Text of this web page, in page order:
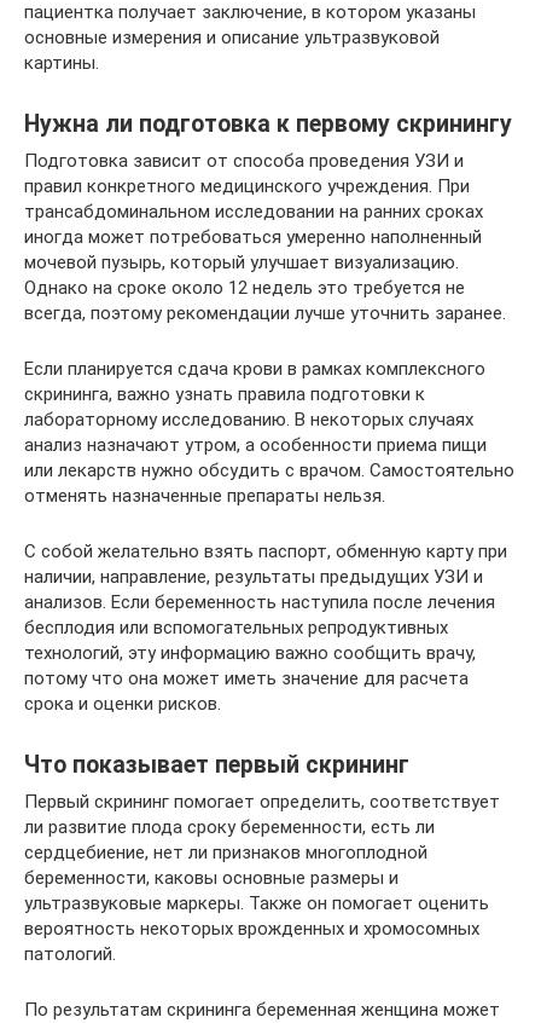
пациентка получает заключение, в котором указаны
основные измерения и описание ультразвуковой
картины.
Нужна ли подготовка к первому скринингу
Подготовка зависит от способа проведения УЗИ и
правил конкретного медицинского учреждения. При
трансабдоминальном исследовании на ранних сроках
иногда может потребоваться умеренно наполненный
мочевой пузырь, который улучшает визуализацию.
Однако на сроке около 12 недель это требуется не
всегда, поэтому рекомендации лучше уточнить заранее.
Если планируется сдача крови в рамках комплексного
скрининга, важно узнать правила подготовки к
лабораторному исследованию. В некоторых случаях
анализ назначают утром, а особенности приема пищи
или лекарств нужно обсудить с врачом. Самостоятельно
отменять назначенные препараты нельзя.
С собой желательно взять паспорт, обменную карту при
наличии, направление, результаты предыдущих УЗИ и
анализов. Если беременность наступила после лечения
бесплодия или вспомогательных репродуктивных
технологий, эту информацию важно сообщить врачу,
потому что она может иметь значение для расчета
срока и оценки рисков.
Что показывает первый скрининг
Первый скрининг помогает определить, соответствует
ли развитие плода сроку беременности, есть ли
сердцебиение, нет ли признаков многоплодной
беременности, каковы основные размеры и
ультразвуковые маркеры. Также он помогает оценить
вероятность некоторых врожденных и хромосомных
патологий.
По результатам скрининга беременная женщина может